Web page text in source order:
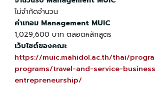
ไม่จำกัดจำนวน
ค่าเทอม Management MUIC
1,029,600 บาท ตลอดหลักสูตร
เว็บไซต์ของคณะ:
https://muic.mahidol.ac.th/thai/
programs/travel-and-service-
entrepreneurship/